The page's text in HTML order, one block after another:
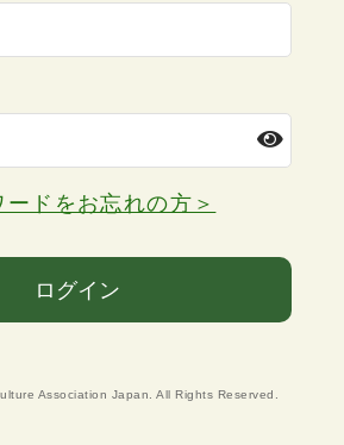
ードをお忘れの方＞
ログイン
Association Japan. All Rights Reserved.